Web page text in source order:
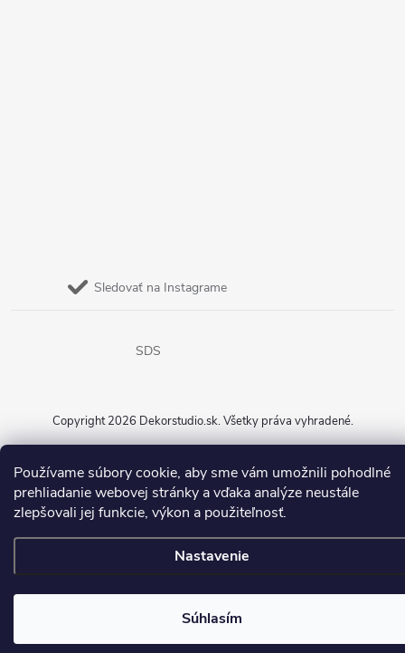
Používame súbory cookie, aby sme vám umožnili pohodlné
prehliadanie webovej stránky a vďaka analýze neustále
zlepšovali jej funkcie, výkon a použiteľnosť.
Nastavenie
Súhlasím
Sledovať na Instagrame
SDS
Copyright 2026 Dekorstudio.sk. Všetky práva vyhradené.